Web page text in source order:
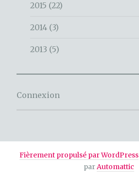
2015 (22)
2014 (3)
2013 (5)
Connexion
Fièrement propulsé par WordPress
parAutomattic